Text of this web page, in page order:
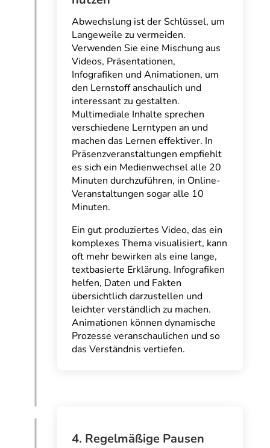
Abwechslung ist der Schlüssel, um
Langeweile zu vermeiden.
Verwenden Sie eine Mischung aus
Videos, Präsentationen,
Infografiken und Animationen, um
den Lernstoff anschaulich und
interessant zu gestalten.
Multimediale Inhalte sprechen
verschiedene Lerntypen an und
machen das Lernen effektiver. In
Präsenzveranstaltungen empfiehlt
es sich ein Medienwechsel alle 20
Minuten durchzuführen, in Online-
Veranstaltungen sogar alle 10
Minuten.
Ein gut produziertes Video, das ein
komplexes Thema visualisiert, kann
oft mehr bewirken als eine lange,
textbasierte Erklärung. Infografiken
helfen, Daten und Fakten
übersichtlich darzustellen und
leichter verständlich zu machen.
Animationen können dynamische
Prozesse veranschaulichen und so
das Verständnis vertiefen.
4. Regelmäßige Pausen